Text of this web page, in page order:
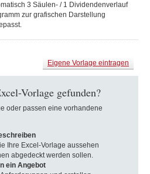
3 Säulen- / 1 Dividendenverlauf
zur grafischen Darstellung
Eigene Vorlage eintragen
Vorlage gefunden?
oder passen eine vorhandene
Ihre Excel-Vorlage aussehen
abgedeckt werden sollen.
ein Angebot